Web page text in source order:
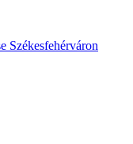
Székesfehérváron